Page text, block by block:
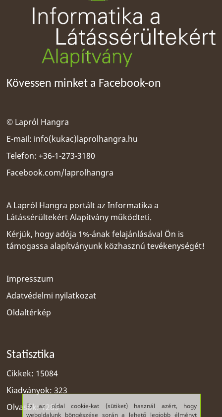
Ez az oldal cookie-kat (sütiket) használ azért, hogy
weboldalunk böngészése során a lehető legjobb élményt
Kövessen minket a Facebook-on
© Lapról Hangra
E-mail: info(kukac)laprolhangra.hu
Telefon: +36-1-273-3180
Facebook.com/laprolhangra
A Lapról Hangra portált azInformatika a
Látássérültekért Alapítvány működteti.
Kérjük, hogy adója 1%-ának felajánlásával Ön is
támogassa alapítványunk közhasznú tevékenységét!
Impresszum
Adatvédelmi nyilatkozat
Oldaltérkép
Statisztika
Cikkek: 15084
Kiadványok: 323
Olvasók: 1285